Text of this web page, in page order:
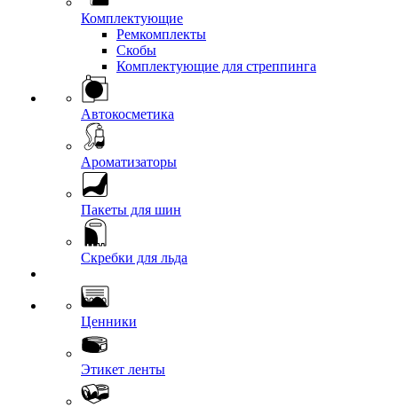
Комплектующие
Ремкомплекты
Скобы
Комплектующие для стреппинга
Автокосметика
Ароматизаторы
Пакеты для шин
Скребки для льда
Ценники
Этикет ленты